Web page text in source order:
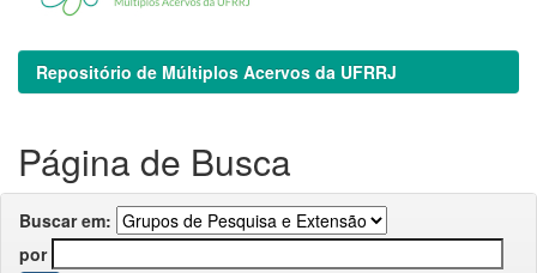
Repositório de Múltiplos Acervos da UFRRJ
Página de Busca
Buscar em:
por